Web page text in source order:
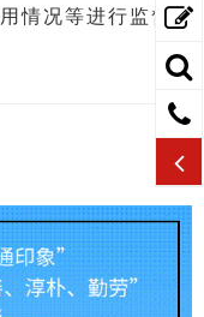
情况等进行监督检